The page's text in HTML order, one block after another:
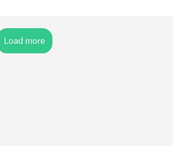
Load more